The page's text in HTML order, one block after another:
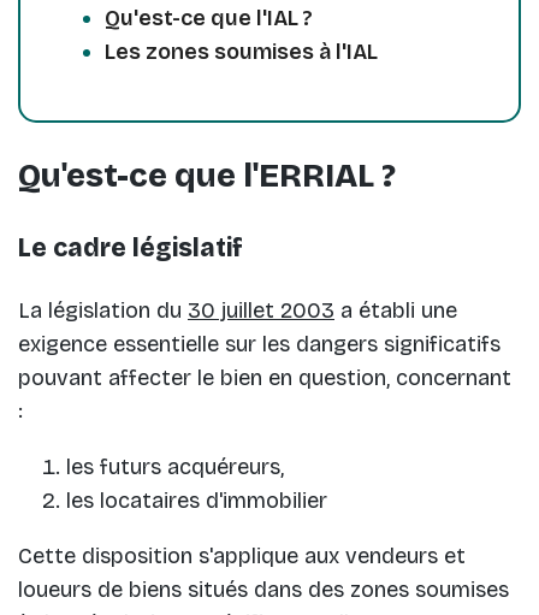
Qu'est-ce que l'IAL ?
Les zones soumises à l'IAL
Qu'est-ce que l'ERRIAL ?
Le cadre législatif
La législation du 30 juillet 2003 a établi une
exigence essentielle sur les dangers significatifs
pouvant affecter le bien en question, concernant
:
les futurs acquéreurs,
les locataires d'immobilier
Cette disposition s'applique aux vendeurs et
loueurs de biens situés dans des zones soumises